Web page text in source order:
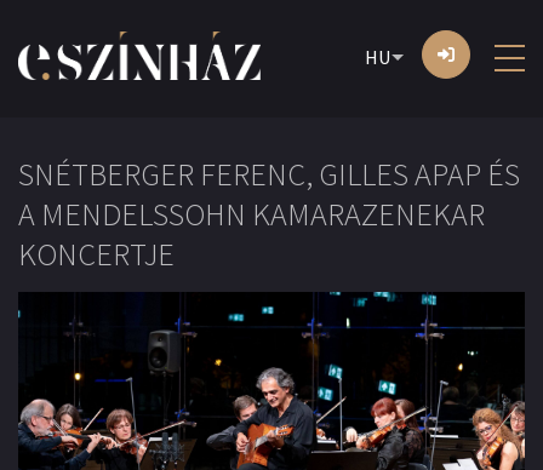
HU
SNÉTBERGER FERENC, GILLES APAP ÉS
A MENDELSSOHN KAMARAZENEKAR
KONCERTJE